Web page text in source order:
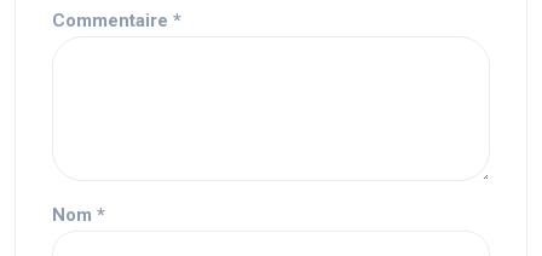
Commentaire *
Nom *